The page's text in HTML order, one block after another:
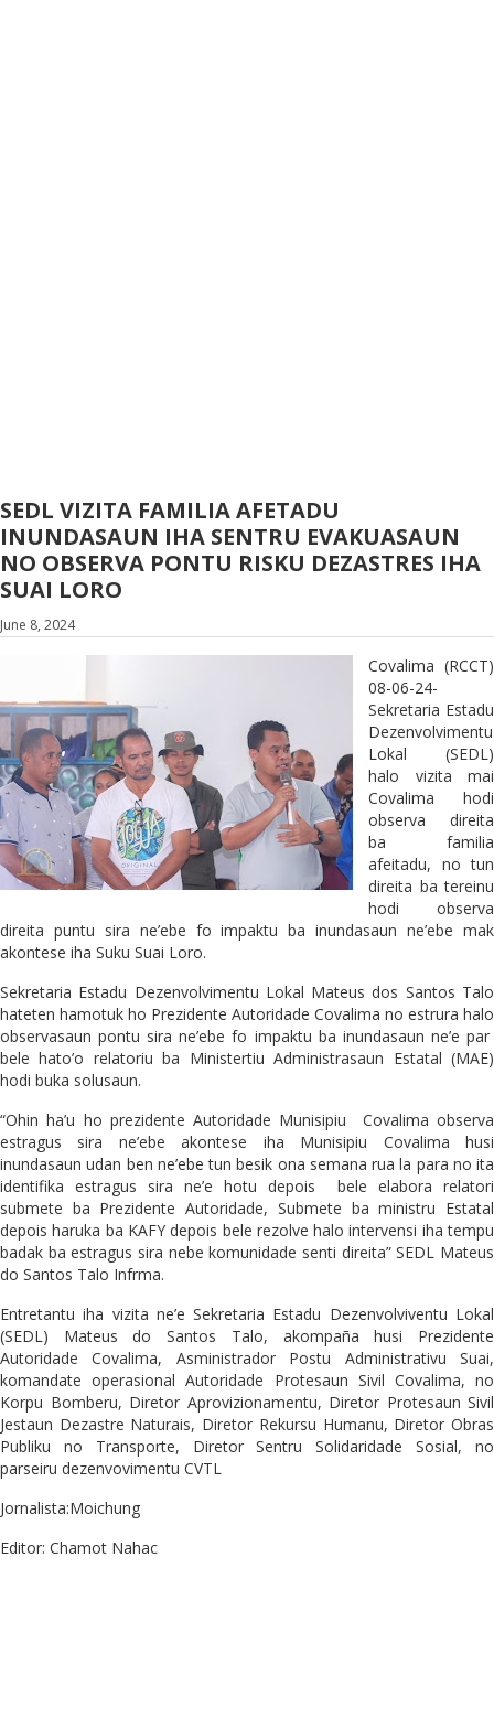
SEDL VIZITA FAMILIA AFETADU
INUNDASAUN IHA SENTRU EVAKUASAUN
NO OBSERVA PONTU RISKU DEZASTRES IHA
SUAI LORO
June 8, 2024
Covalima (RCCT)
08-06-24-
Sekretaria Estadu
Dezenvolvimentu
Lokal (SEDL)
halo vizita mai
Covalima hodi
observa direita
ba familia
afeitadu, no tun
direita ba tereinu
hodi observa
direita puntu sira ne’ebe fo impaktu ba inundasaun ne’ebe mak
akontese iha Suku Suai Loro.
Sekretaria Estadu Dezenvolvimentu Lokal Mateus dos Santos Talo
hateten hamotuk ho Prezidente Autoridade Covalima no estrura halo
observasaun pontu sira ne’ebe fo impaktu ba inundasaun ne’e par
bele hato’o relatoriu ba Ministertiu Administrasaun Estatal (MAE)
hodi buka solusaun.
“Ohin ha’u ho prezidente Autoridade Munisipiu Covalima observa
estragus sira ne’ebe akontese iha Munisipiu Covalima husi
inundasaun udan ben ne’ebe tun besik ona semana rua la para no ita
identifika estragus sira ne’e hotu depois bele elabora relatori
submete ba Prezidente Autoridade, Submete ba ministru Estatal
depois haruka ba KAFY depois bele rezolve halo intervensi iha tempu
badak ba estragus sira nebe komunidade senti direita” SEDL Mateus
do Santos Talo Infrma.
Entretantu iha vizita ne’e Sekretaria Estadu Dezenvolviventu Lokal
(SEDL) Mateus do Santos Talo, akompaña husi Prezidente
Autoridade Covalima, Asministrador Postu Administrativu Suai,
komandate operasional Autoridade Protesaun Sivil Covalima, no
Korpu Bomberu, Diretor Aprovizionamentu, Diretor Protesaun Sivil
Jestaun Dezastre Naturais, Diretor Rekursu Humanu, Diretor Obras
Publiku no Transporte, Diretor Sentru Solidaridade Sosial, no
parseiru dezenvovimentu CVTL
Jornalista:Moichung
Editor: Chamot Nahac